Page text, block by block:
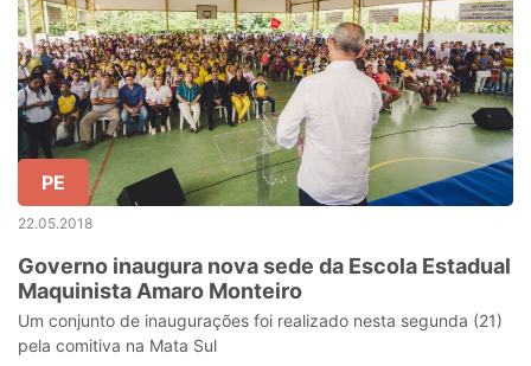
PE
22.05.2018
Governo inaugura nova sede da Escola Estadual
Maquinista Amaro Monteiro
Um conjunto de inaugurações foi realizado nesta segunda (21)
pela comitiva na Mata Sul